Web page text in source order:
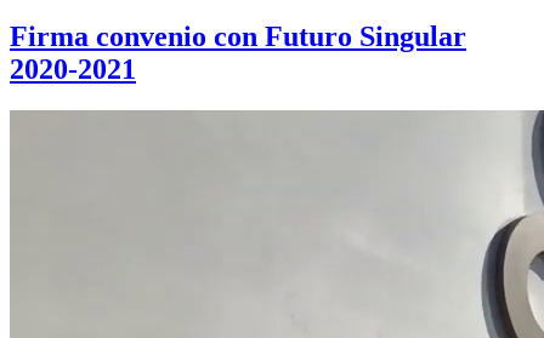
Firma convenio con Futuro Singular
2020-2021